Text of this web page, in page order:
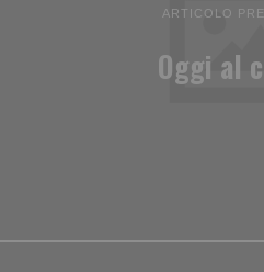
ARTICOLO
Oggi al